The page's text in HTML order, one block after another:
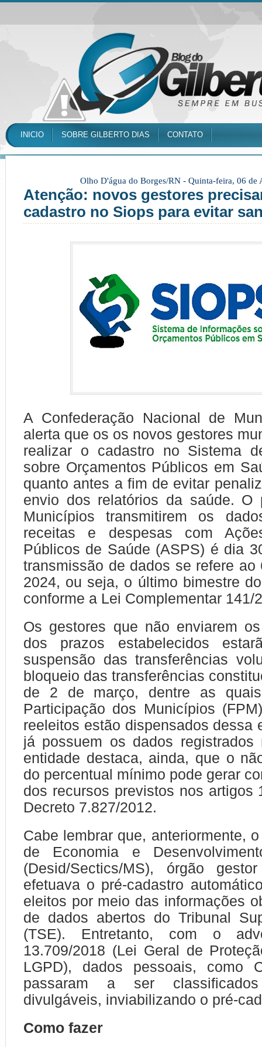
INICIO SOBRE GILBERTO DIAS CONTATO
Olho D'água do Borges/RN - Quinta-feira, 06 de
Atenção: novos gestores
cadastro no Siops para evitar
A Confederação Nacional de
alerta que os os novos gestores
realizar o cadastro no Sistema
sobre Orçamentos Públicos em
quanto antes a fim de evitar
envio dos relatórios da saúde. O
Municípios transmitirem os
receitas e despesas com
Públicos de Saúde (ASPS) é dia
transmissão de dados se refere ao
2024, ou seja, o último bimestre
conforme a Lei Complementar 141/
Os gestores que não enviarem
dos prazos estabelecidos
suspensão das transferências
bloqueio das transferências
de 2 de março, dentre as
Participação dos Municípios
reeleitos estão dispensados dessa
já possuem os dados registrados
entidade destaca, ainda, que o
do percentual mínimo pode gerar
dos recursos previstos nos artigos
Decreto 7.827/2012.
Cabe lembrar que, anteriormente,
de Economia e
(Desid/Sectics/MS), órgão
efetuava o pré-cadastro
eleitos por meio das informações
de dados abertos do Tribunal
(TSE). Entretanto, com o
13.709/2018 (Lei Geral de
LGPD), dados pessoais, como
passaram a ser
divulgáveis, inviabilizando o pré-
Como fazer